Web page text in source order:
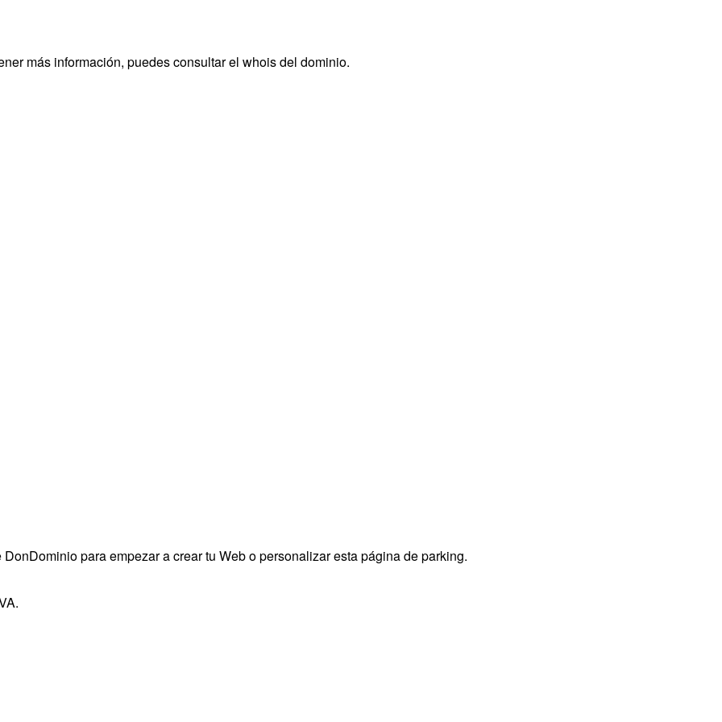
más información, puedes consultar el whois del dominio.
para empezar a crear tu Web o personalizar esta página de parking.